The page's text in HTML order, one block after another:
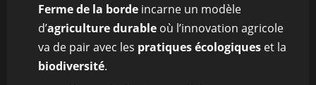
Ferme de la borde incarne un modèle
d’agriculture durable où l’innovation agricole
va de pair avec les pratiques écologiques et la
biodiversité.